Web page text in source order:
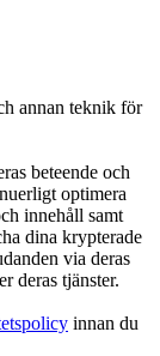
annan teknik för
beteende och
optimera
innehåll samt
dina krypterade
via deras
deras tjänster.
innan du